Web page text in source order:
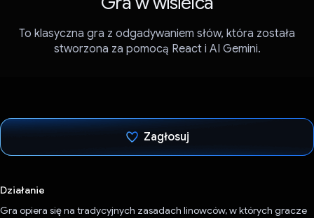
To klasyczna gra z odgadywaniem słów, która została
stworzona za pomocą React i AI Gemini.
Zagłosuj
Działanie
Gra opiera się na tradycyjnych zasadach linowców, w których gracze